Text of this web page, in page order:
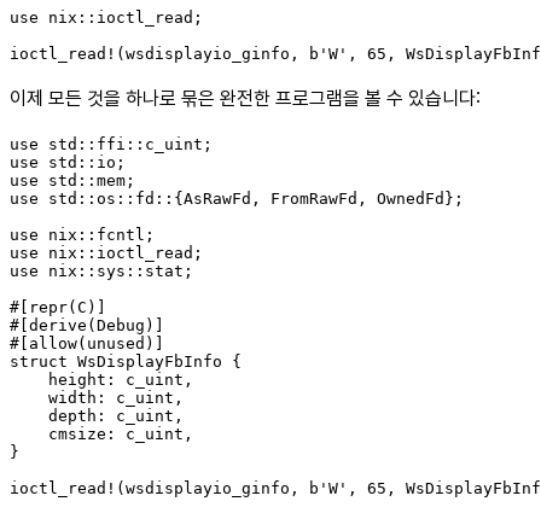
use nix::ioctl_read;
이제 모든 것을 하나로 묶은 완전한 프로그램을 볼 수 있습니다:
use std::ffi::c_uint;
use std::io;
use std::mem;
use std::os::fd::{AsRawFd, FromRawFd, OwnedFd};
use nix::fcntl;
use nix::ioctl_read;
use nix::sys::stat;
#[repr(C)]
#[derive(Debug)]
#[allow(unused)]
struct WsDisplayFbInfo {
    height: c_uint,
    width: c_uint,
    depth: c_uint,
    cmsize: c_uint,
}
ioctl_read!(wsdisplayio_ginfo, b'W', 65,